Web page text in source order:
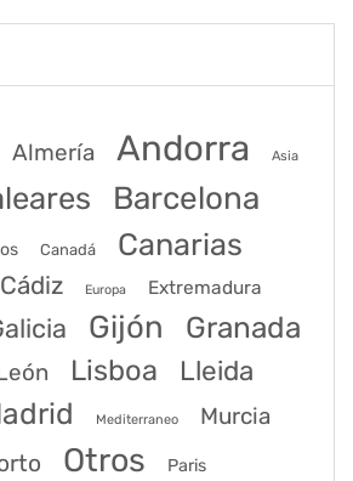
Almería Andorra Asia
Barcelona
Canadá Canarias
Cádiz Europa Extremadura
Gijón Granada
Lisboa Lleida
Mediterraneo Murcia
Otros Paris